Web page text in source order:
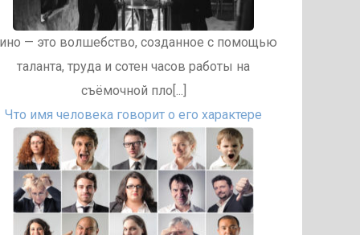
— это волшебство, созданное с помощью
таланта, труда и сотен часов работы на
съёмочной пло[...]
Что имя человека говорит о его характере